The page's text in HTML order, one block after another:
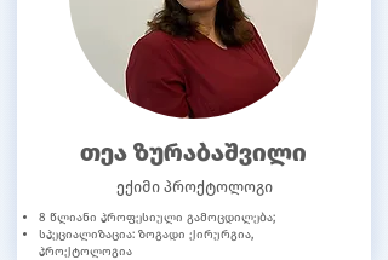
თეა ზურაბაშვილი
ექიმი პროქტოლოგი
8 წლიანი პროფესიული გამოცდილება;
სპეციალიზაცია: ზოგადი ქირურგია,
პროქტოლოგია